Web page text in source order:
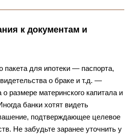
к документам и
пакета для ипотеки — паспорта,
о браке и т.д. —
о размере материнского капитала и
банки хотят видеть
подтверждающее целевое
Не забудьте заранее уточнить у